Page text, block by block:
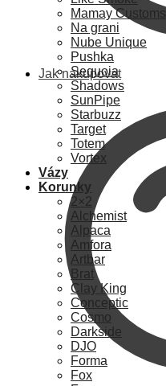
Jak nakupovat
Mamay Customs
Na grani
Nube Unique
Pushka
Sequoia
Shadows
SunPipe
Starbuzz
Target
Totem
Vortex
Vázy
Korunky
2×2
Alchemist
Alpaca
Amfora
Artbar
Brat
Clay King
Conceptic
Cosmo
Darkside
DJO
Forma
Fox